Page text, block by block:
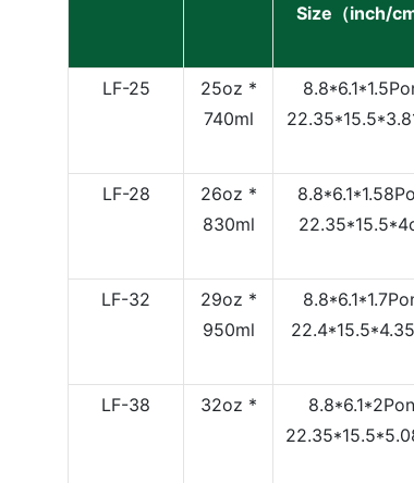
Size（inch/cm
LF-25
25oz *
740ml
LF-28
26oz *
830ml
LF-32
29oz *
950ml
LF-38 32oz *